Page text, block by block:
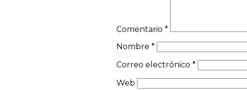
Comentario *
Nombre *
Correo electrónico *
Web